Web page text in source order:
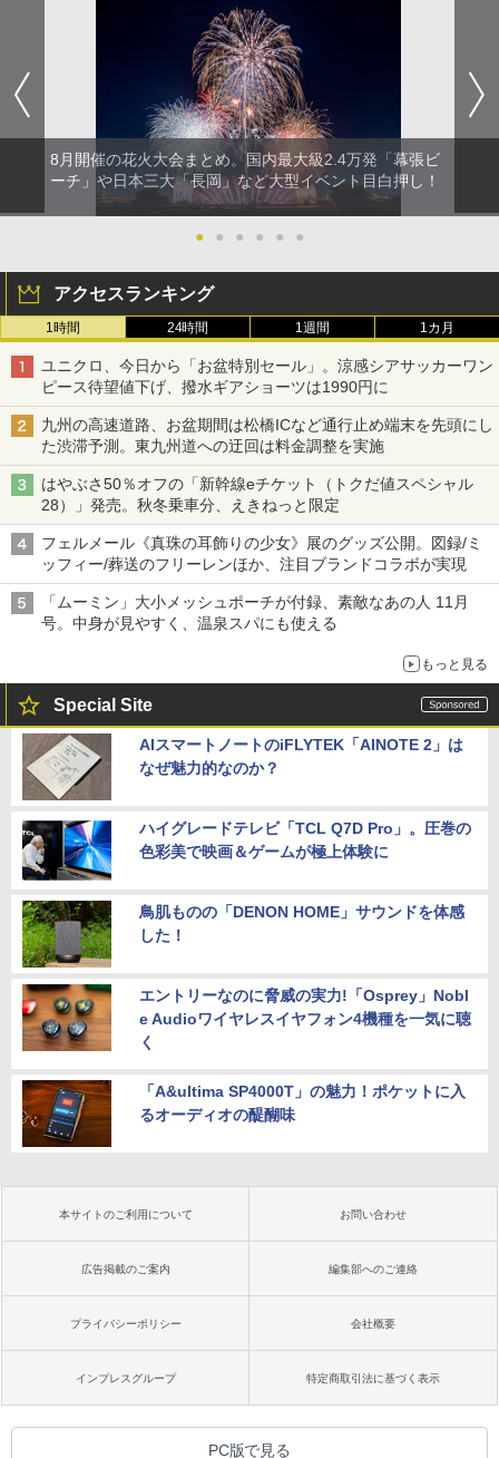
8月開催の花火大会まとめ。国内最大級2.4万発「幕張ビ
ーチ」や日本三大「長岡」など大型イベント目白押し！
● ● ● ● ● ●
アクセスランキング
1時間 24時間 1週間 1カ月
ユニクロ、今日から「お盆特別セール」。涼感シアサッカーワン
ピース待望値下げ、撥水ギアショーツは1990円に
九州の高速道路、お盆期間は松橋ICなど通行止め端末を先頭にし
た渋滞予測。東九州道への迂回は料金調整を実施
はやぶさ50％オフの「新幹線eチケット（トクだ値スペシャル
28）」発売。秋冬乗車分、えきねっと限定
フェルメール《真珠の耳飾りの少女》展のグッズ公開。図録/ミ
ッフィー/葬送のフリーレンほか、注目ブランドコラボが実現
「ムーミン」大小メッシュポーチが付録、素敵なあの人 11月
号。中身が見やすく、温泉スパにも使える
もっと見る
Special Site
AIスマートノートのiFLYTEK「AINOTE 2」は
なぜ魅力的なのか？
ハイグレードテレビ「TCL Q7D Pro」。圧巻の
色彩美で映画＆ゲームが極上体験に
鳥肌ものの「DENON HOME」サウンドを体感
した！
エントリーなのに脅威の実力!「Osprey」Nobl
e Audioワイヤレスイヤフォン4機種を一気に聴
く
「A&ultima SP4000T」の魅力！ポケットに入
るオーディオの醍醐味
本サイトのご利用について お問い合わせ
広告掲載のご案内 編集部へのご連絡
プライバシーポリシー 会社概要
インプレスグループ 特定商取引法に基づく表示
PC版で見る